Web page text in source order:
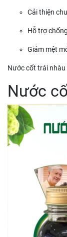
Cải thiện
Hỗ trợ
Giảm mệt
Nước cốt trái
Nước